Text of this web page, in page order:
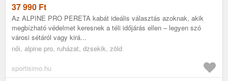
37 990 Ft
Az ALPINE PRO PERETA kabát ideális választás azoknak, akik
megbízható védelmet keresnek a téli időjárás ellen – legyen szó
városi sétáról vagy kirá...
női, alpine pro, ruházat, dzsekik, zöld
sportisimo.hu